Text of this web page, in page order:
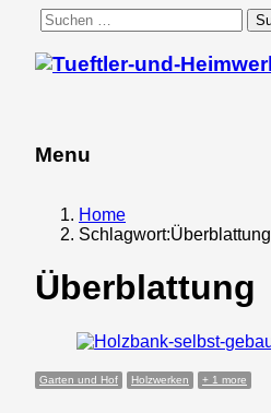
Suchen
nach:
Menu
Menu
Home
Schlagwort:Überblattung
Überblattung
Garten und Hof Holzwerken + 1 more